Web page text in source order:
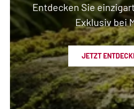
Entdecken Sie
Exklusiv bei
JETZT